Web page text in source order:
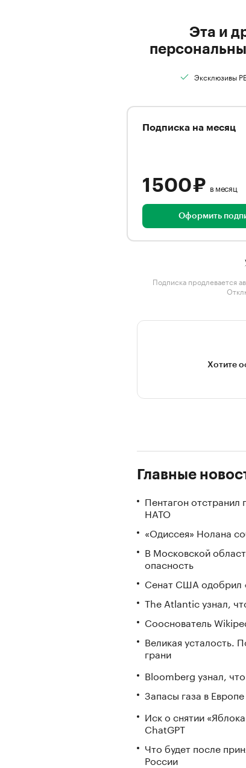
Эта и
Эксклюзивы
Подписка на месяц
1 500 ₽ в месяц
Оформить
Подписка продлевается
Хотите
Главные
Пентагон отстранил
НАТО
«Одиссея» Нолана
В Московской
опасность
Сенат США одобрил
The Atlantic узнал,
Сооснователь
Великая усталость.
грани
Bloomberg узнал,
Запасы газа в
Иск о снятии
ChatGPT
Что будет после
России